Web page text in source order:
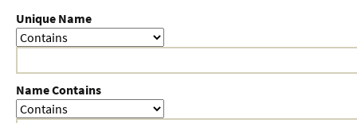
Unique Name
Name Contains